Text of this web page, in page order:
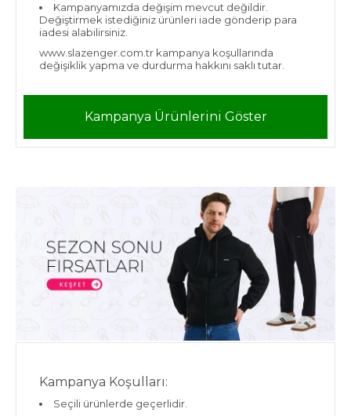
Kampanyamızda değişim mevcut değildir.
Değiştirmek istediğiniz ürünleri iade gönderip para
iadesi alabilirsiniz.
www.slazenger.com.tr kampanya koşullarında
değişiklik yapma ve durdurma hakkını saklı tutar.
Kampanya Ürünlerini Göster
Kampanya Koşulları:
Seçili ürünlerde geçerlidir.